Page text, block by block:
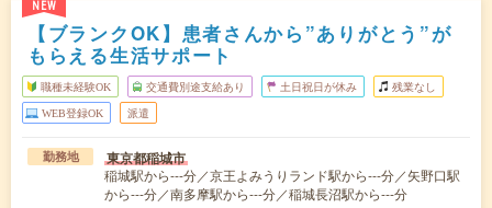
NEW
【ブランクOK】患者さんから”ありがとう”が
もらえる生活サポート
職種未経験OK 交通費別途支給あり 土日祝日が休み 残業なし
WEB登録OK 派遣
勤務地 東京都稲城市
稲城駅から---分／京王よみうりランド駅から---分／矢野口駅
から---分／南多摩駅から---分／稲城長沼駅から---分